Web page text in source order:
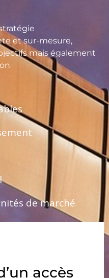
et sur-mesure,
mais également
de marché
accès